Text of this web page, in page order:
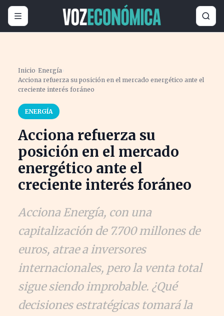
Inicio ›Energía›
Acciona refuerza su posición en el mercado energético ante el
creciente interés foráneo
ENERGÍA
Acciona refuerza su
posición en el mercado
energético ante el
creciente interés foráneo
Acciona Energía, con una
capitalización de 7.700 millones de
euros, atrae a inversores
internacionales, pero la venta total
sigue siendo improbable. ¿Qué
decisiones estratégicas tomará la